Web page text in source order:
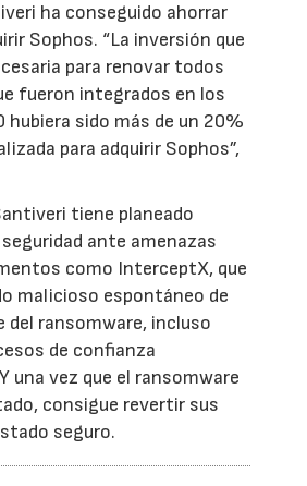
ha conseguido ahorrar
Sophos. “La inversión que
para renovar todos
fueron integrados en los
hubiera sido más de un 20%
para adquirir Sophos”,
tiene planeado
ante amenazas
como InterceptX, que
malicioso espontáneo de
del ransomware, incluso
de confianza
una vez que el ransomware
consigue revertir sus
seguro.